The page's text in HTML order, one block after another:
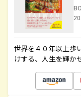
世界を４０年以上歩
けする、人生を輝か